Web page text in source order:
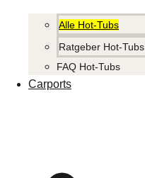
Alle Hot-Tubs
Ratgeber Hot-Tubs
FAQ Hot-Tubs
Carports